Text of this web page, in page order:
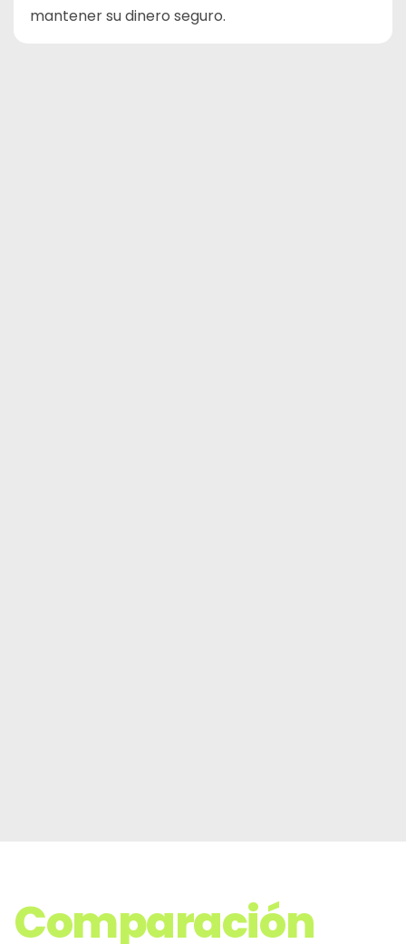
mantener su dinero seguro.
Comparación